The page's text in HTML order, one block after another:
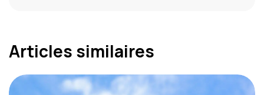
Articles similaires